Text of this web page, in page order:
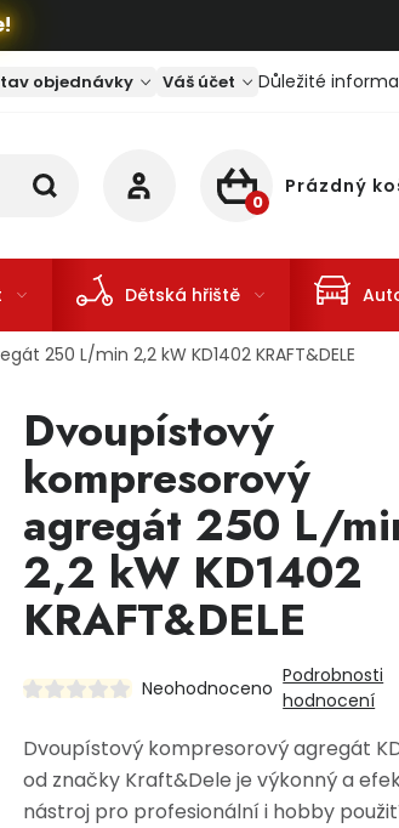
objednávky Váš účet Důležité
NÁKUPNÍ KOŠÍK
Prázdný
Dětská hřiště
250 L/min 2,2 kW KD1402 KRAFT&DELE
Dvoupístový
kompresorový
agregát 250 L/
2,2 kW KD1402
KRAFT&DELE
Neohodnoceno
Podrobnosti
hodnocení
Dvoupístový kompresorový agregát
od značky Kraft&Dele je výkonný a
nástroj pro profesionální i hobby